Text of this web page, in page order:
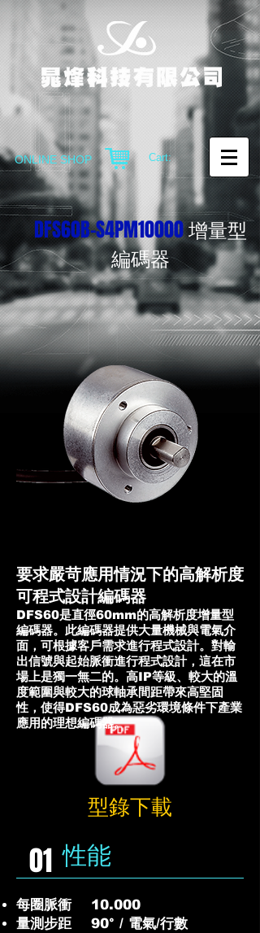
ONLINE SHOP Cart:
DFS60B-S4PM10000增量型
編碼器
型錄下載
要求嚴苛應用情況下的高解析度
可程式設計編碼器
DFS60是直徑60mm的高解析度增量型
編碼器。此編碼器提供大量機械與電氣介
面，可根據客戶需求進行程式設計。對輸
出信號與起始脈衝進行程式設計，這在市
場上是獨一無二的。高IP等級、較大的溫
度範圍與較大的球軸承間距帶來高堅固
性，使得DFS60成為惡劣環境條件下產業
應用的理想編碼器。
01 性能
每圈脈衝 10.000
量測步距 90° / 電氣/行數